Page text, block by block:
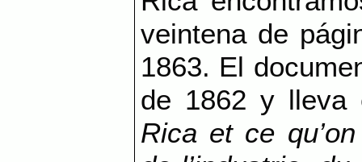
veintena de
1863. El
de 1862 y
Rica et ce